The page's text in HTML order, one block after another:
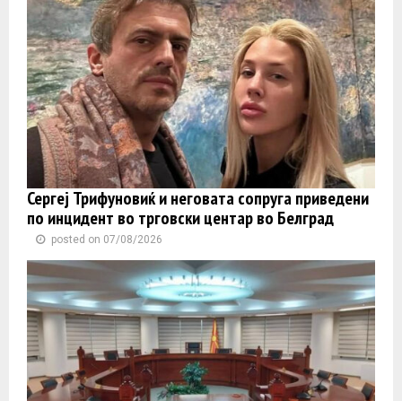
Сергеј Трифуновиќ и неговата сопруга приведени
по инцидент во трговски центар во Белград
posted on 07/08/2026